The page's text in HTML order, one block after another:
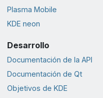
Plasma Mobile
KDE neon
Desarrollo
Documentación de la API
Documentación de Qt
Objetivos de KDE